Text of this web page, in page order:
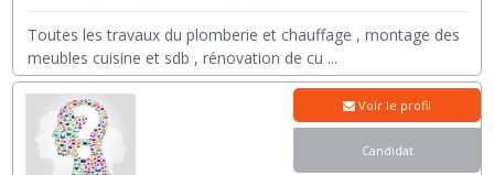
Toutes les travaux du plomberie et chauffage , montage des
meubles cuisine et sdb , rénovation de cu ...
Voir le profil
Candidat